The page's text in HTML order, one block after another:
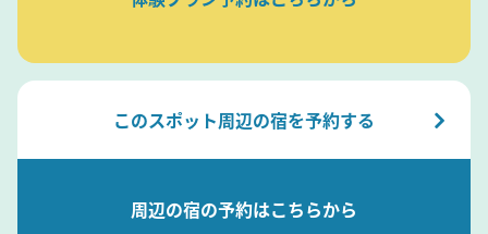
このスポット周辺の宿を予約する
周辺の宿の予約はこちらから